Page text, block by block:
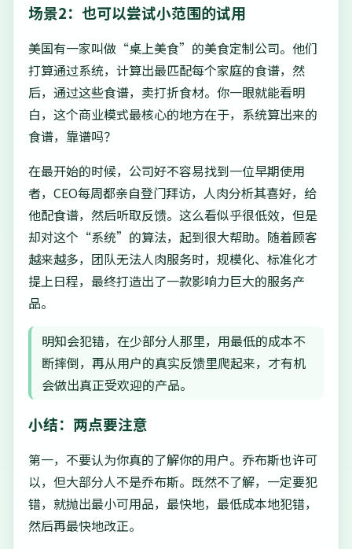
场景2：也可以尝试小范围的试用
美国有一家叫做“桌上美食”的美食定制公司。他们
打算通过系统，计算出最匹配每个家庭的食谱，然
后，通过这些食谱，卖打折食材。你一眼就能看明
白，这个商业模式最核心的地方在于，系统算出来的
食谱，靠谱吗？
在最开始的时候，公司好不容易找到一位早期使用
者，CEO每周都亲自登门拜访，人肉分析其喜好，给
他配食谱，然后听取反馈。这么看似乎很低效，但是
却对这个“系统”的算法，起到很大帮助。随着顾客
越来越多，团队无法人肉服务时，规模化、标准化才
提上日程，最终打造出了一款影响力巨大的服务产
品。
明知会犯错，在少部分人那里，用最低的成本不
断摔倒，再从用户的真实反馈里爬起来，才有机
会做出真正受欢迎的产品。
小结：两点要注意
第一，不要认为你真的了解你的用户。乔布斯也许可
以，但大部分人不是乔布斯。既然不了解，一定要犯
错，就抛出最小可用品，最快地，最低成本地犯错，
然后再最快地改正。